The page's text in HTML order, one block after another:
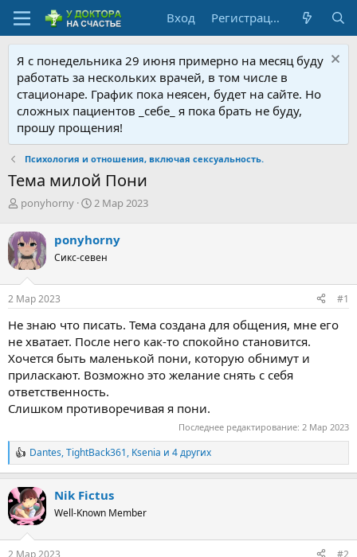
Вход Регистрация
Я с понедельника 29 июня примерно на месяц буду
работать за нескольких врачей, в том числе в
стационаре. График пока неясен, будет на сайте. Но
сложных пациентов _себе_ я пока брать не буду,
прошу прощения!
Психология и отношения, включая сексуальность.
Тема милой Пони
А
т
о
р
т
е
м
ponyhorny
Д
а
н
ч
а
2 Мар 2023
ponyhorny
Сикс-севен
2 Мар 2023 #1
Не знаю что писать. Тема создана для общения, мне его
не хватает. После него как-то спокойно становится.
Хочется быть маленькой пони, которую обнимут и
приласкают. Возможно это желание снять с себя
ответственность.
Слишком противоречивая я пони.
Последнее редактирование: 2 Мар 2023
Р
е
к
ц
и
Dantes,TightBack361, Ksenia и 4 других
Nik Fictus
Well-Known Member
2 Мар 2023 #2